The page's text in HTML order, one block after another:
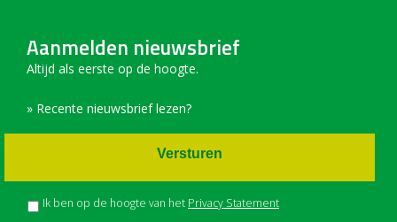
Aanmelden nieuwsbrief
Altijd als eerste op de hoogte.
» Recente nieuwsbrief lezen?
Ik ben op de hoogte van het Privacy Statement
Versturen